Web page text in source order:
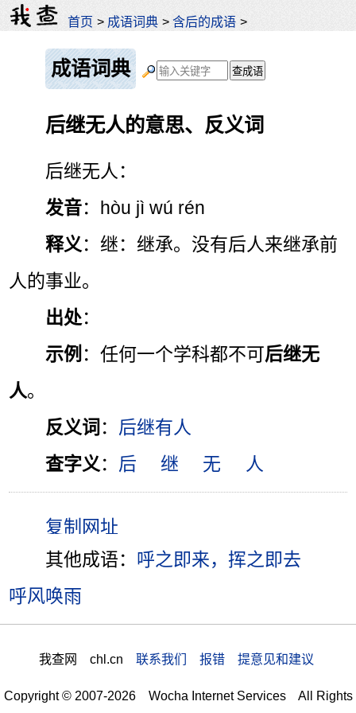
首页 > 成语词典 >含后的成语 >
成语词典
后继无人的意思、反义词
后继无人：
发音：hòu jì wú rén
释义 ：继：继承。没有后人来继承前
人的事业。
出处：
示例 ：任何一个学科都不可后继无
人。
反义词 ： 后继有人
查字义 ： 后 继 无 人
其他成语： 呼之即来，挥之即去
呼风唤雨
我查网 chl.cn 联系我们 报错 提意见和建议
Copyright © 2007-2026 Wocha Internet Services All Rights